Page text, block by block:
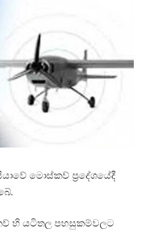
මොස්කව් ප්‍රදේශයේදී
හි යටිතල පහසුකම්වලට